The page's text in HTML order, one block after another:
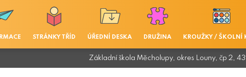
STRÁNKY TŘÍD ÚŘEDNÍ DESKA DRUŽINA KROUŽKY / ŠKOLNÍ
Základní škola Měcholupy, okres Louny, čp 2,